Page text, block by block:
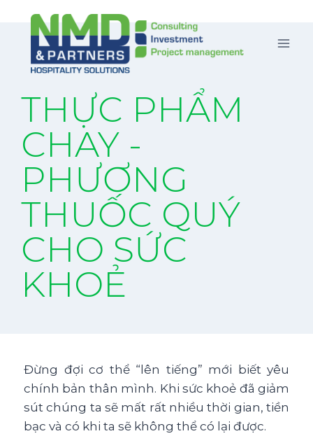
THỰC PHẨM
CHAY -
PHƯƠNG
THUỐC QUÝ
CHO SỨC
KHOẺ
Đừng đợi cơ thể “lên tiếng” mới biết yêu
chính bản thân mình. Khi sức khoẻ đã giảm
sút chúng ta sẽ mất rất nhiều thời gian, tiền
bạc và có khi ta sẽ không thể có lại được.